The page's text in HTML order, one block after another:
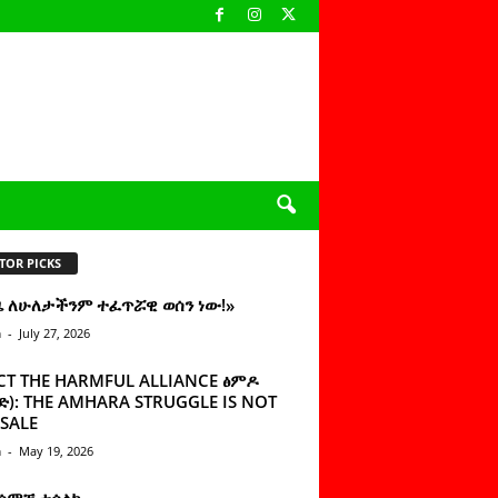
PICKS
ለሁለታችንም ተፈጥሯዊ ወሰን ነው!»
- July 27, 2026
THE HARMFUL ALLIANCE ፅምዶ
THE AMHARA STRUGGLE IS NOT
- May 19, 2026